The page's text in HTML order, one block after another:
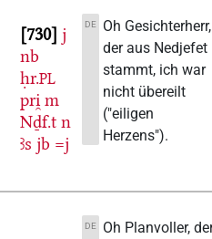
730 j
nb
ḥr.PL
pri̯ m
Nḏf.t n
ꜣs jb =j
DE
Oh Gesichterherr,
der aus Nedjefet
stammt, ich war
nicht übereilt
("eiligen
Herzens").
DE
Oh Planvoller,